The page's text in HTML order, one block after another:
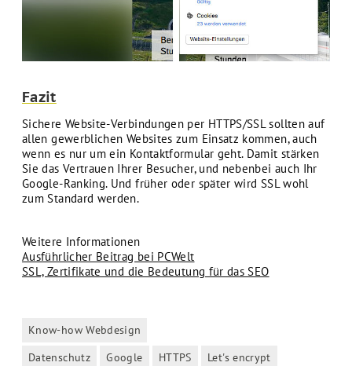
Fazit
Sichere Website-Verbindungen per HTTPS/SSL sollten auf
allen gewerblichen Websites zum Einsatz kommen, auch
wenn es nur um ein Kontaktformular geht. Damit stärken
Sie das Vertrauen Ihrer Besucher, und nebenbei auch Ihr
Google-Ranking. Und früher oder später wird SSL wohl
zum Standard werden.
Weitere Informationen
Ausführlicher Beitrag bei PCWelt
SSL, Zertifikate und die Bedeutung für das SEO
Know-how Webdesign
Datenschutz Google HTTPS
Let's encrypt